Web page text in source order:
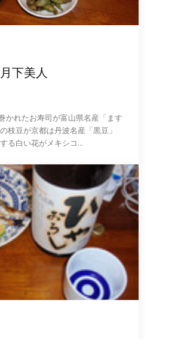
下美人
かれたお寿司が富山県名産「ます
枝豆が京都は丹波名産「黒豆」
る白い花がメキシコ...